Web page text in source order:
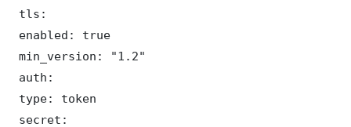
tls:
enabled: true
min_version: "1.2"
auth:
type: token
secret: